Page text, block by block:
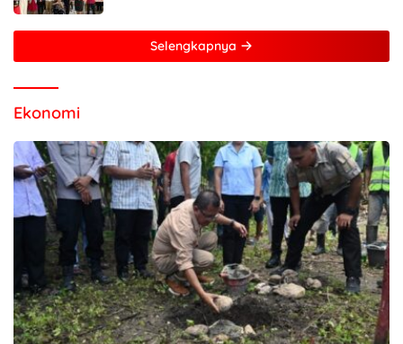
Selengkapnya
Ekonomi